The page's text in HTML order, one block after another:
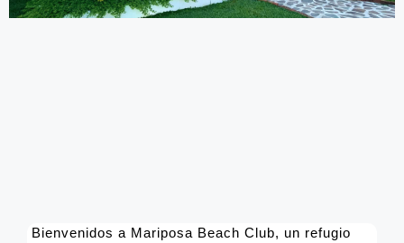
Bienvenidos a Mariposa Beach Club, un refugio